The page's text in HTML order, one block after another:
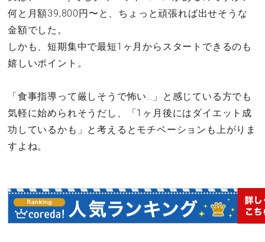
何と月額39,800円〜と、ちょっと頑張れば出せそうな
金額でした。
しかも、短期集中で最短1ヶ月からスタートできるのも
嬉しいポイント。
「食事指導って厳しそうで怖い…」と感じている方でも
気軽に始められそうだし、「1ヶ月後にはダイエット成
功しているかも」と考えるとモチベーションも上がりま
すよね。